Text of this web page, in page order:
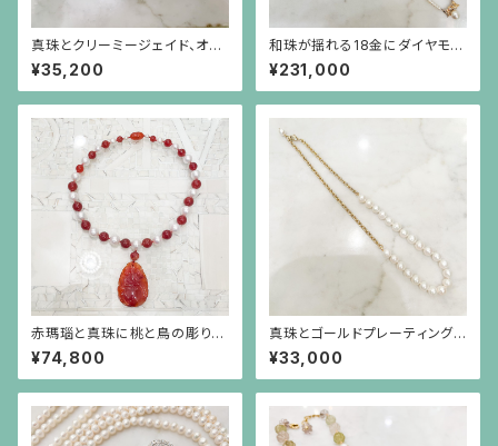
真珠とクリーミージェイド、オパ
ールガラスのロングネックレス
¥35,200
和珠が揺れる18金にダイヤモン
ドのリボンを小さなパールで繋
いだネックレス
¥231,000
赤瑪瑙と真珠に桃と鳥の彫りの
赤瑪瑙が揺れるネックレス
¥74,800
真珠とゴールドプレーティングを
したシルバーチェーンのネックレ
ス
¥33,000